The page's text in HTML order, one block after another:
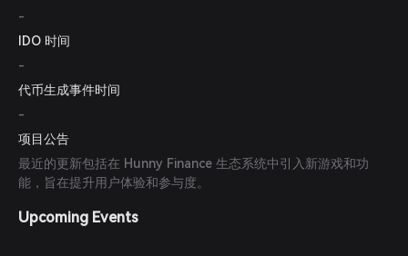
-
IDO 时间
-
代币生成事件时间
-
项目公告
最近的更新包括在 Hunny Finance 生态系统中引入新游戏和功
能，旨在提升用户体验和参与度。
Upcoming Events